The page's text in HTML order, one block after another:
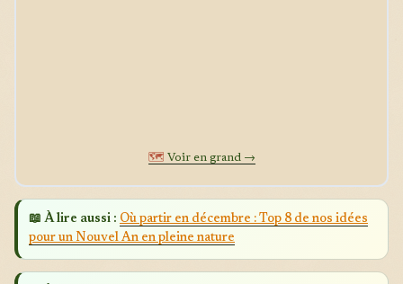
🗺️ Voir en grand →
📖 À lire aussi : Où partir en décembre : Top 8 de nos idées
pour un Nouvel An en pleine nature